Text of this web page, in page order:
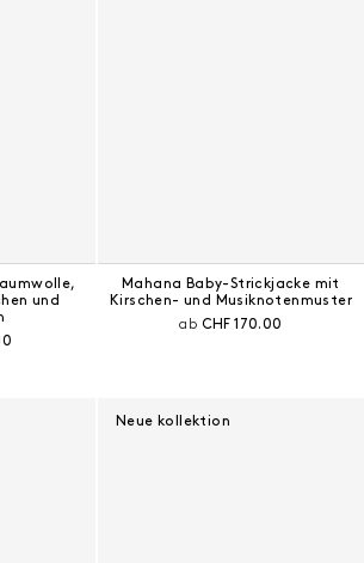
und
Mahana Baby-Strickjacke mit
Kirschen- und Musiknotenmuster
ab Aktueller Preis:
CHF 170.00
Neue kollektion